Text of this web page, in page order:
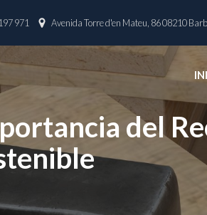
971 Avenida Torre d'en Mateu, 86 08210
del